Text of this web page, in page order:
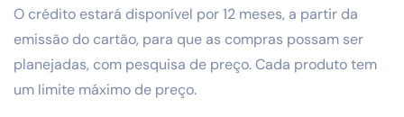
O crédito estará disponível por 12 meses, a partir da
emissão do cartão, para que as compras possam ser
planejadas, com pesquisa de preço. Cada produto tem
um limite máximo de preço.